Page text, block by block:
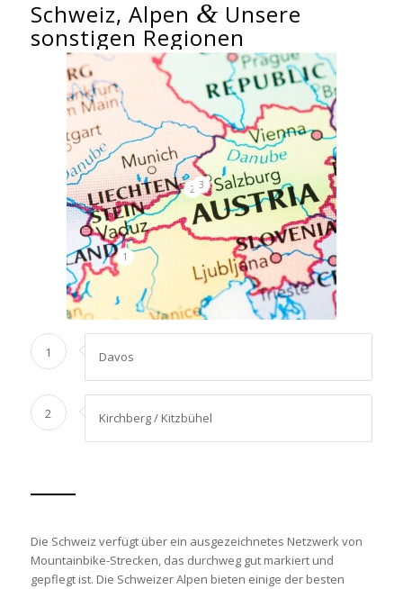
Schweiz, Alpen & Unsere
sonstigen Regionen
1
2 3
1 Davos
2 Kirchberg / Kitzbühel
Die Schweiz verfügt über ein ausgezeichnetes Netzwerk von
Mountainbike-Strecken, das durchweg gut markiert und
gepflegt ist. Die Schweizer Alpen bieten einige der besten